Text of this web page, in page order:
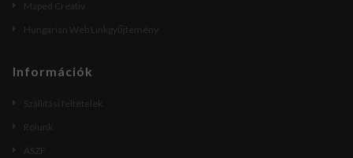
Maped Creativ
Hungarian Web Linkgyűjtemény
Információk
Szállítási feltételek
Rólunk
ÁSZF